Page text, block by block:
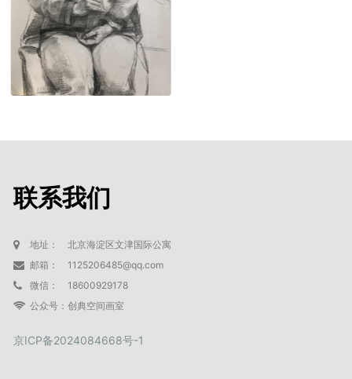
联系我们
地址：
北京海淀区文津国际公寓
邮箱：
1125206485@qq.com
微信：
18600929178
公众号： 创典空间画室
京ICP备2024084668号-1